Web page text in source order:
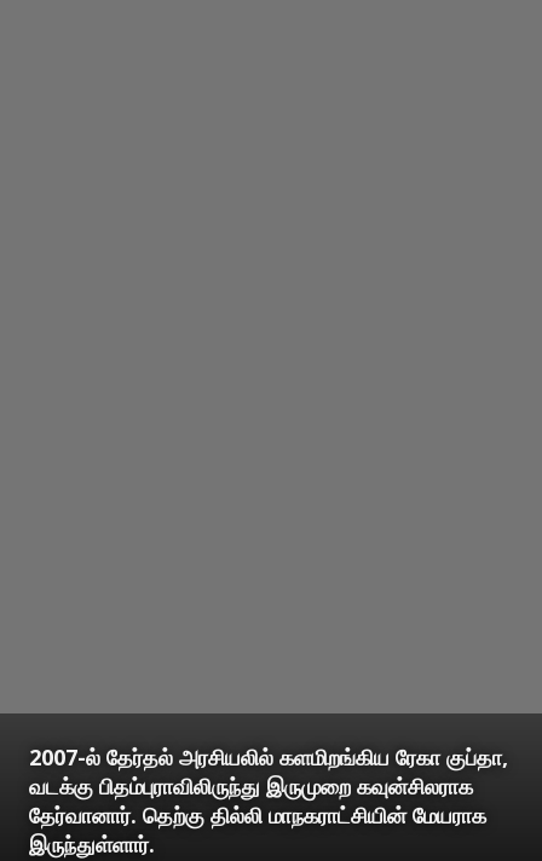
2007-ல் தேர்தல் அரசியலில் களமிறங்கிய ரேகா குப்தா,
வடக்கு பிதம்புராவிலிருந்து இருமுறை கவுன்சிலராக
தேர்வானார். தெற்கு தில்லி மாநகராட்சியின் மேயராக
இருந்துள்ளார்.